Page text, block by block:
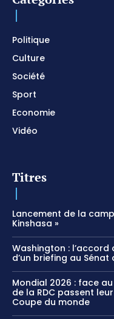
Politique
Culture
Société
Sport
Economie
Vidéo
Titres
Lancement de la
Kinshasa »
Washington :
d’un briefing au Sénat
Mondial 2026 : face
de la RDC passent
Coupe du monde